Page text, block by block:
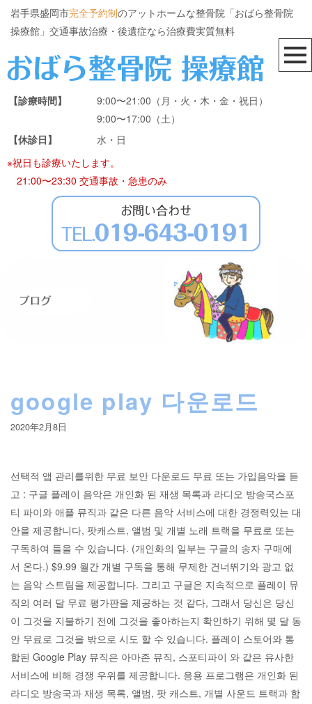
岩手県盛岡市完全予約制のアットホームな整骨院「おばら整骨院
操療館」交通事故治療・後遺症なら治療費実質無料
【診療時間】
9:00〜21:00（月・火・木・金・祝日）
9:00〜17:00（土）
【休診日】
水・日
※祝日も診療いたします。
21:00〜23:30 交通事故・急患のみ
google play 다운로드
2020年2月8日
선택적 앱 관리를위한 무료 보안 다운로드 무료 또는 가입음악을 듣
고 : 구글 플레이 음악은 개인화 된 재생 목록과 라디오 방송국스포
티 파이와 애플 뮤직과 같은 다른 음악 서비스에 대한 경쟁력있는 대
안을 제공합니다, 팟캐스트, 앨범 및 개별 노래 트랙을 무료로 또는
구독하여 들을 수 있습니다. (개인화의 일부는 구글의 송자 구매에
서 온다.) $9.99 월간 개별 구독을 통해 무제한 건너뛰기와 광고 없
는 음악 스트림을 제공합니다. 그리고 구글은 지속적으로 플레이 뮤
직의 여러 달 무료 평가판을 제공하는 것 같다, 그래서 당신은 당신
이 그것을 지불하기 전에 그것을 좋아하는지 확인하기 위해 몇 달 동
안 무료로 그것을 밖으로 시도 할 수 있습니다. 플레이 스토어와 통
합된 Google Play 뮤직은 아마존 뮤직, 스포티파이 와 같은 유사한
서비스에 비해 경쟁 우위를 제공합니다. 응용 프로그램은 개인화 된
라디오 방송국과 재생 목록, 앨범, 팟 캐스트, 개별 사운드 트랙과 함